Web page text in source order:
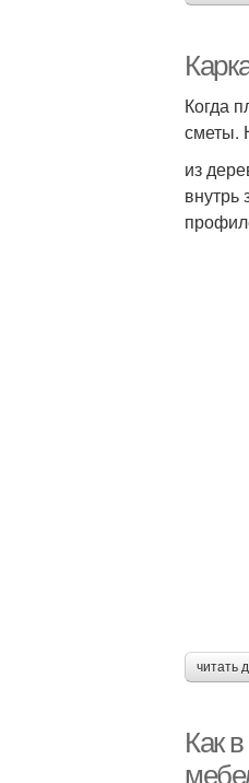
Когда
сметы.
из
внутрь
читать
Как